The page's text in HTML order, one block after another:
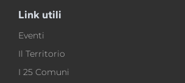
Link utili
Eventi
Il Territorio
I 25 Comuni